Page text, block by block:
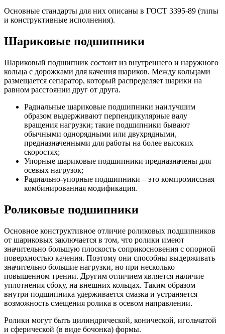
Основные стандарты для них описаны в ГОСТ 3395-89 (типы
и конструктивные исполнения).
Шариковые подшипники
Шариковый подшипник состоит из внутреннего и наружного
кольца с дорожками для качения шариков. Между кольцами
размещается сепаратор, который распределяет шарики на
равном расстоянии друг от друга.
Радиальные шариковые подшипники наилучшим
образом выдерживают перпендикулярные валу
вращения нагрузки; такие подшипники бывают
обычными однорядными или двухрядными,
предназначенными для работы на более высоких
скоростях;
Упорные шариковые подшипники предназначены для
осевых нагрузок;
Радиально-упорные подшипники – это компромиссная
комбинированная модификация.
Роликовые подшипники
Основное конструктивное отличие роликовых подшипников
от шариковых заключается в том, что ролики имеют
значительно большую плоскость соприкосновения с опорной
поверхностью качения. Поэтому они способны выдерживать
значительно большие нагрузки, но при несколько
повышенном трении. Другим отличием является наличие
уплотнения сбоку, на внешних кольцах. Таким образом
внутри подшипника удерживается смазка и устраняется
возможность смещения ролика в осевом направлении.
Ролики могут быть цилиндрической, конической, игольчатой
и сферической (в виде бочонка) формы.